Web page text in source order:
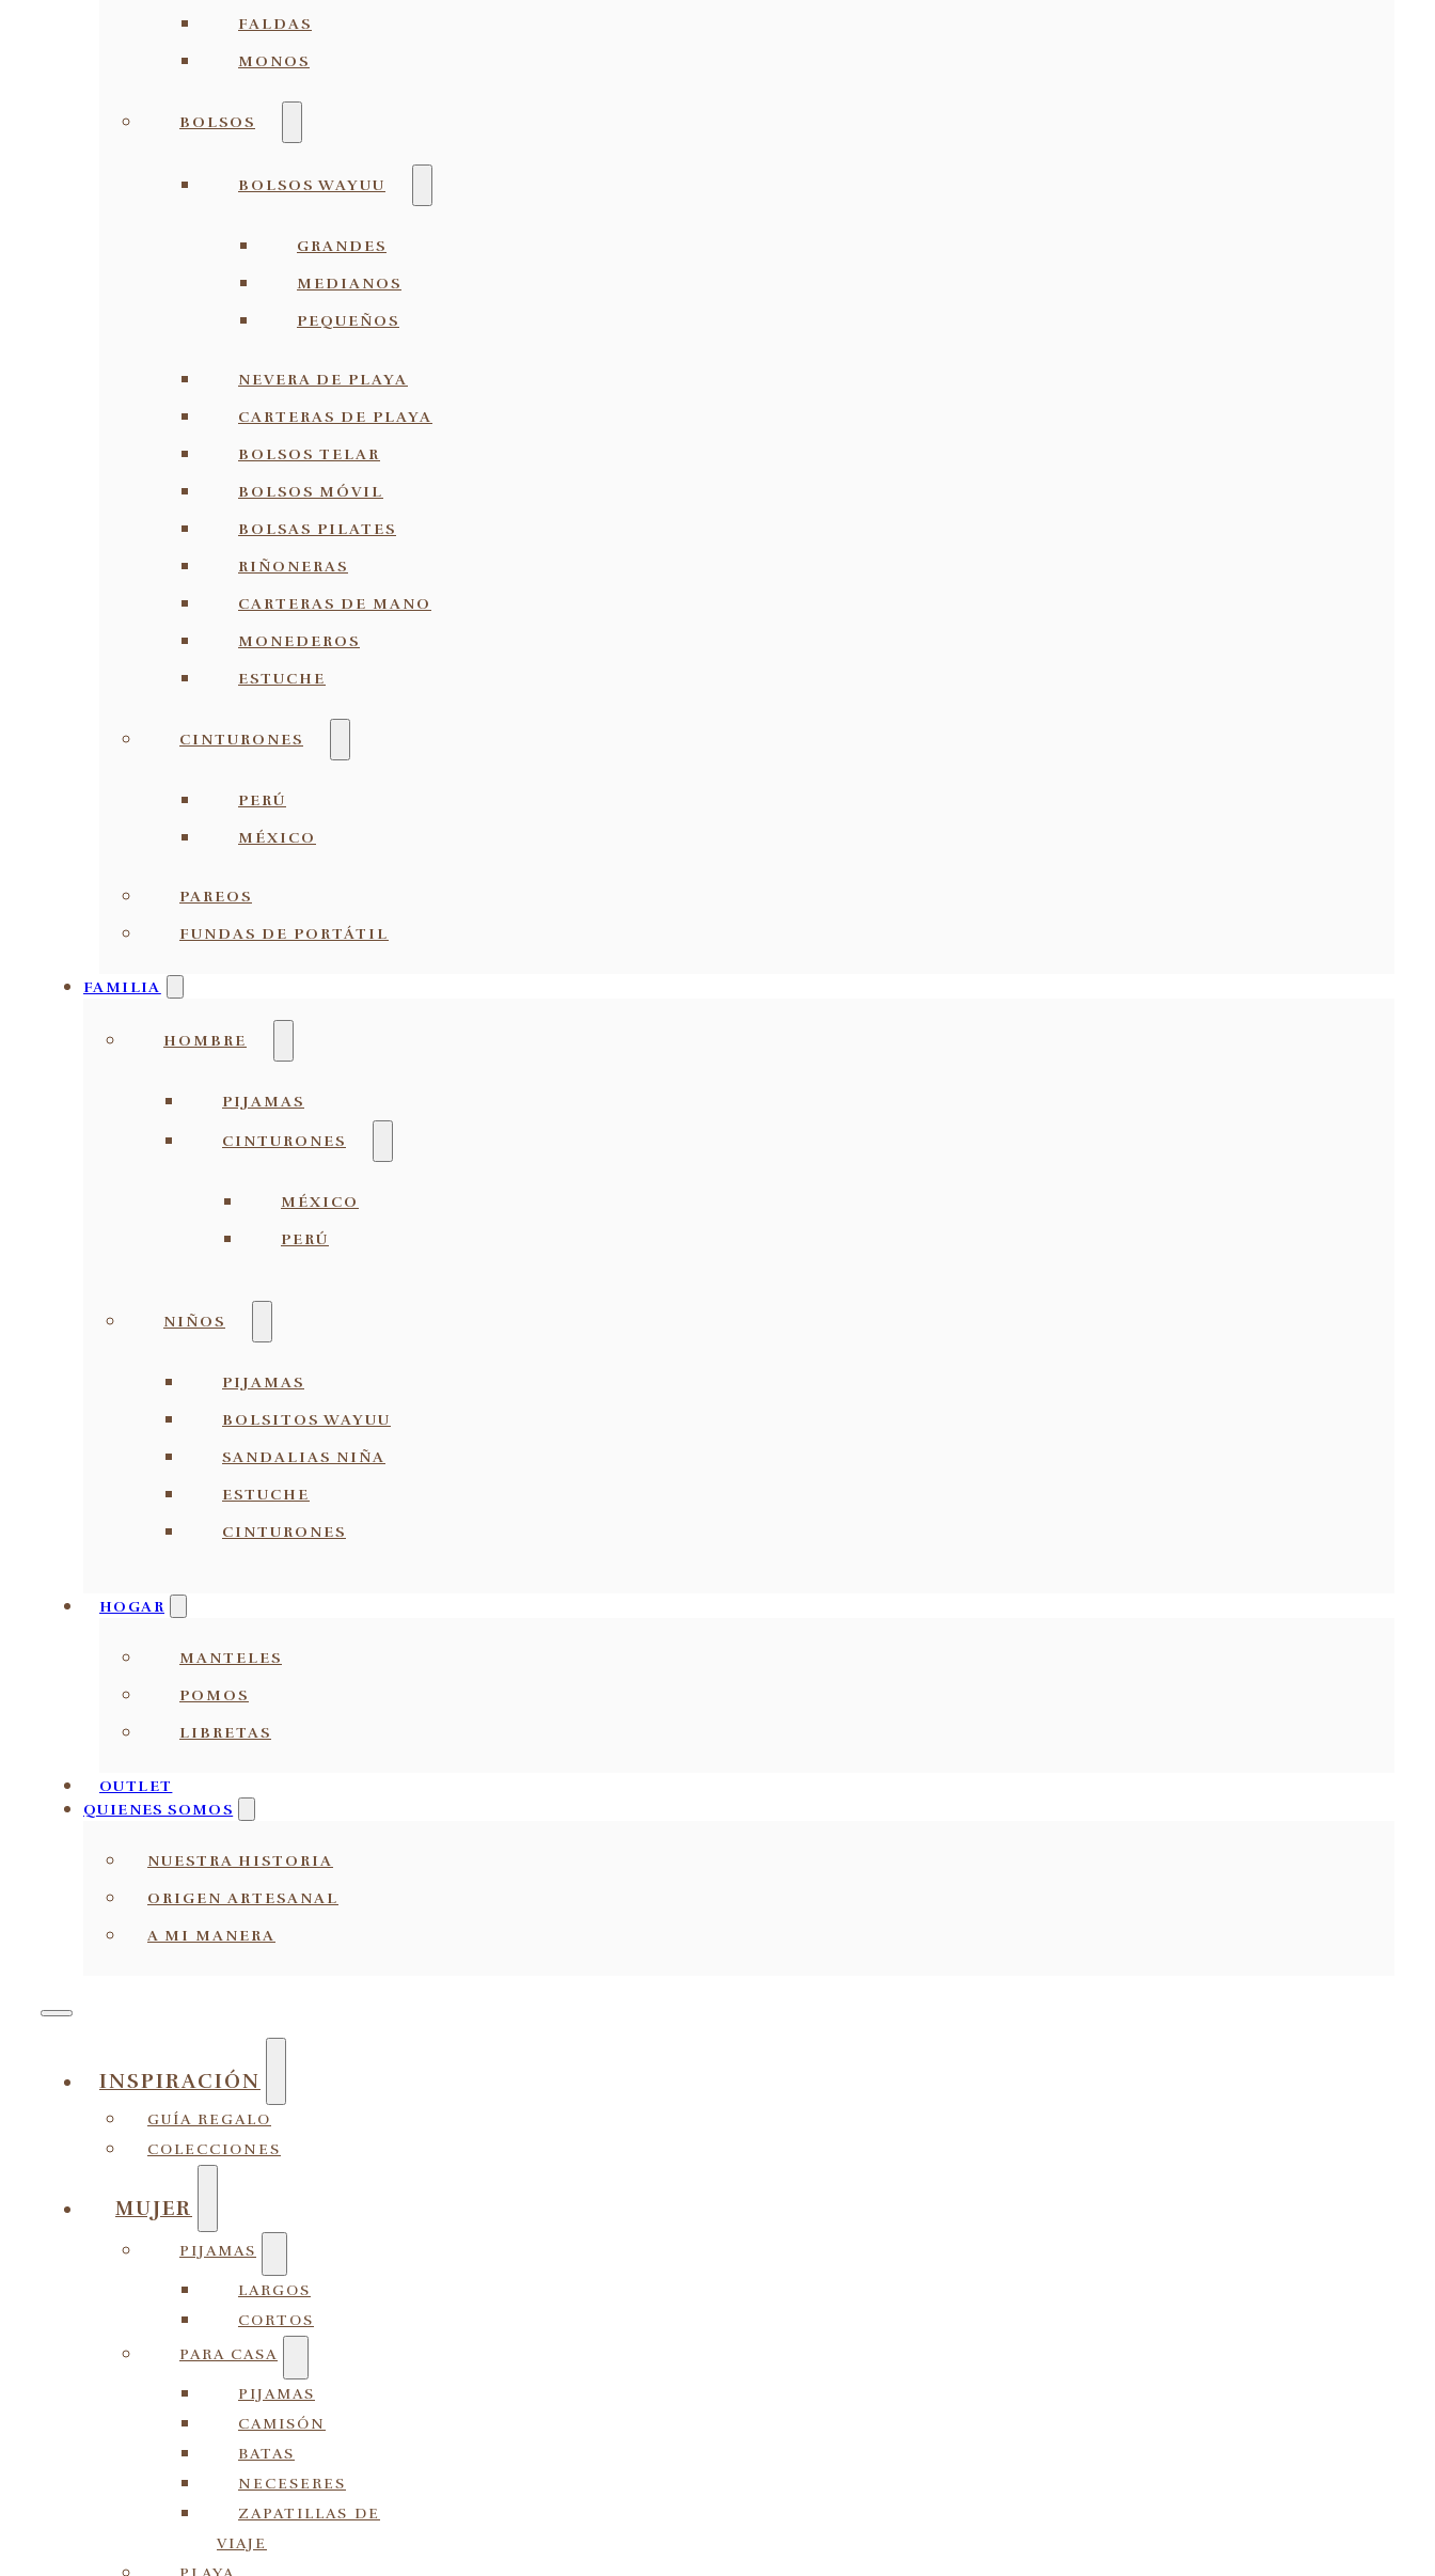
FALDAS
MONOS
BOLSOS
BOLSOS WAYUU
GRANDES
MEDIANOS
PEQUEÑOS
NEVERA DE PLAYA
CARTERAS DE PLAYA
BOLSOS TELAR
BOLSOS MÓVIL
BOLSAS PILATES
RIÑONERAS
CARTERAS DE MANO
MONEDEROS
ESTUCHE
CINTURONES
PERÚ
MÉXICO
PAREOS
FUNDAS DE PORTÁTIL
FAMILIA
HOMBRE
PIJAMAS
CINTURONES
MÉXICO
PERÚ
NIÑOS
PIJAMAS
BOLSITOS WAYUU
SANDALIAS NIÑA
ESTUCHE
CINTURONES
HOGAR
MANTELES
POMOS
LIBRETAS
OUTLET
QUIENES SOMOS
NUESTRA HISTORIA
ORIGEN ARTESANAL
A MI MANERA
INSPIRACIÓN
GUÍA REGALO
COLECCIONES
MUJER
PIJAMAS
LARGOS
CORTOS
PARA CASA
PIJAMAS
CAMISÓN
BATAS
NECESERES
ZAPATILLAS DE
VIAJE